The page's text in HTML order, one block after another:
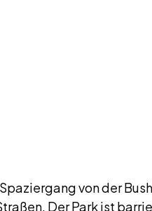
von der
Der Park ist